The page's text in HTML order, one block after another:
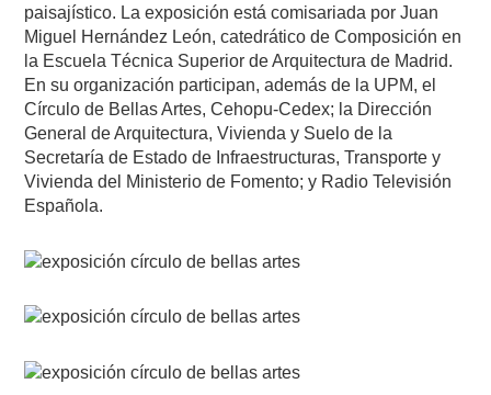
paisajístico. La exposición está comisariada por Juan
Miguel Hernández León, catedrático de Composición en
la Escuela Técnica Superior de Arquitectura de Madrid.
En su organización participan, además de la UPM, el
Círculo de Bellas Artes, Cehopu-Cedex; la Dirección
General de Arquitectura, Vivienda y Suelo de la
Secretaría de Estado de Infraestructuras, Transporte y
Vivienda del Ministerio de Fomento; y Radio Televisión
Española.